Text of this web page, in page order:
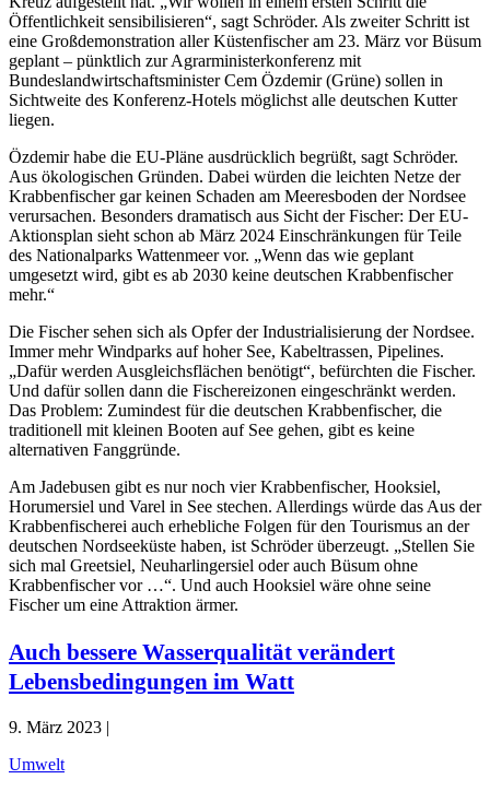
Öffentlichkeit sensibilisieren“, sagt Schröder. Als zweiter Schritt ist
eine Großdemonstration aller Küstenfischer am 23. März vor Büsum
geplant – pünktlich zur Agrarministerkonferenz mit
Bundeslandwirtschaftsminister Cem Özdemir (Grüne) sollen in
Sichtweite des Konferenz-Hotels möglichst alle deutschen Kutter
liegen.
Özdemir habe die EU-Pläne ausdrücklich begrüßt, sagt Schröder.
Aus ökologischen Gründen. Dabei würden die leichten Netze der
Krabbenfischer gar keinen Schaden am Meeresboden der Nordsee
verursachen. Besonders dramatisch aus Sicht der Fischer: Der EU-
Aktionsplan sieht schon ab März 2024 Einschränkungen für Teile
des Nationalparks Wattenmeer vor. „Wenn das wie geplant
umgesetzt wird, gibt es ab 2030 keine deutschen Krabbenfischer
mehr.“
Die Fischer sehen sich als Opfer der Industrialisierung der Nordsee.
Immer mehr Windparks auf hoher See, Kabeltrassen, Pipelines.
„Dafür werden Ausgleichsflächen benötigt“, befürchten die Fischer.
Und dafür sollen dann die Fischereizonen eingeschränkt werden.
Das Problem: Zumindest für die deutschen Krabbenfischer, die
traditionell mit kleinen Booten auf See gehen, gibt es keine
alternativen Fanggründe.
Am Jadebusen gibt es nur noch vier Krabbenfischer, Hooksiel,
Horumersiel und Varel in See stechen. Allerdings würde das Aus der
Krabbenfischerei auch erhebliche Folgen für den Tourismus an der
deutschen Nordseeküste haben, ist Schröder überzeugt. „Stellen Sie
sich mal Greetsiel, Neuharlingersiel oder auch Büsum ohne
Krabbenfischer vor …“. Und auch Hooksiel wäre ohne seine
Fischer um eine Attraktion ärmer.
Auch bessere Wasserqualität verändert
Lebensbedingungen im Watt
9. März 2023 |
Umwelt